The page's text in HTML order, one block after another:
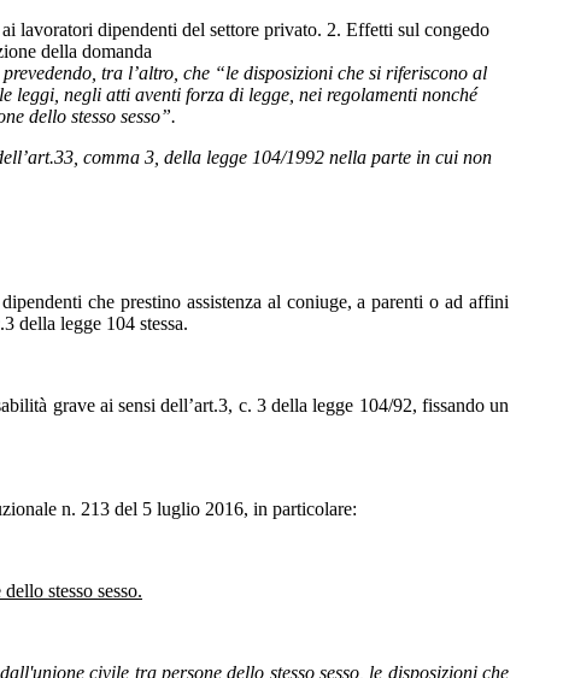
lavoratori dipendenti del settore privato. 2. Effetti sul congedo
della domanda
tra l’altro, che “le disposizioni che si riferiscono al
leggi, negli atti aventi forza di legge, nei regolamenti nonché
dello stesso sesso”.
comma 3, della legge 104/1992 nella parte in cui non
che prestino assistenza al coniuge, a parenti o ad affini
della legge 104 stessa.
grave ai sensi dell’art.3, c. 3 della legge 104/92, fissando un
n. 213 del 5 luglio 2016, in particolare:
stesso sesso.
civile tra persone dello stesso sesso, le disposizioni che